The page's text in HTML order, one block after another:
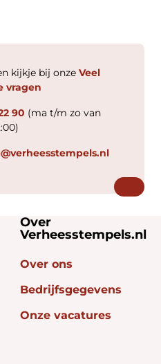
kijkje bij onze Veel
vragen
90 (ma t/m zo van
Over
Verheesstempels.nl
Over ons
Bedrijfsgegevens
Onze vacatures